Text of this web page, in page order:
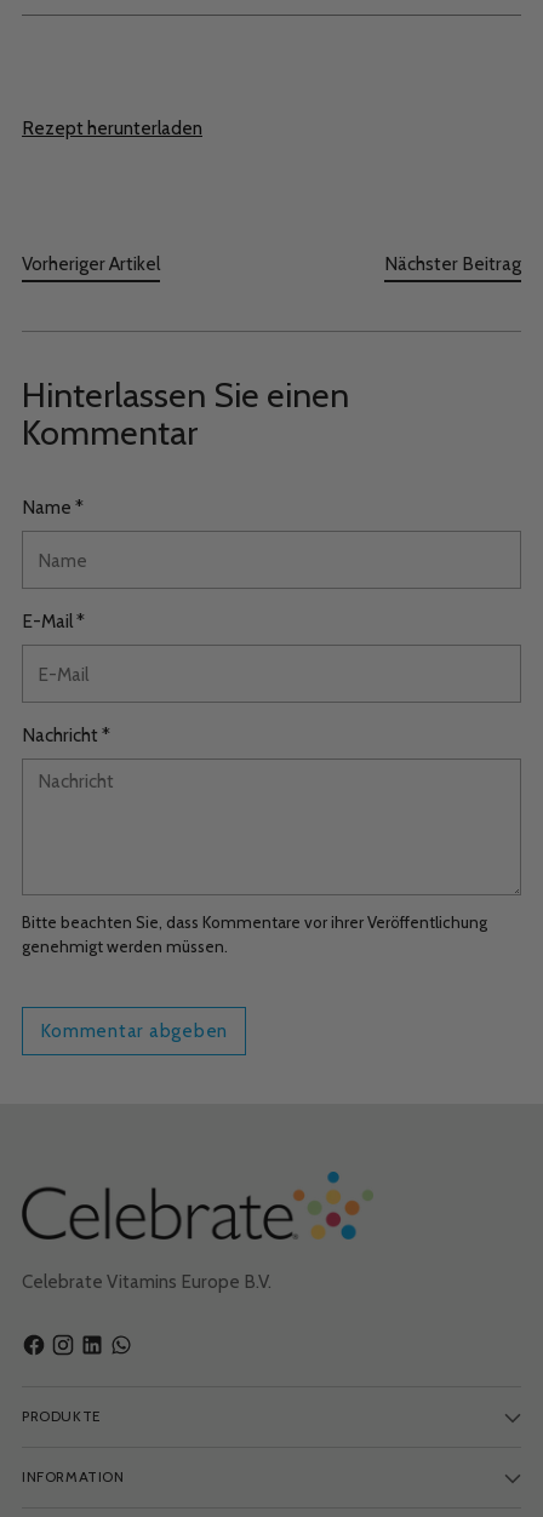
Rezept herunterladen
Vorheriger Artikel Nächster Beitrag
Hinterlassen Sie einen
Kommentar
Name *
E-Mail *
Nachricht *
Bitte beachten Sie, dass Kommentare vor ihrer Veröffentlichung
genehmigt werden müssen.
Kommentar abgeben
Celebrate Vitamins Europe B.V.
PRODUKTE
INFORMATION